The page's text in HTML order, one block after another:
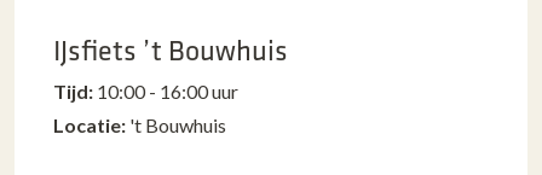
IJsfiets ’t Bouwhuis
Tijd: 10:00 - 16:00 uur
Locatie: 't Bouwhuis